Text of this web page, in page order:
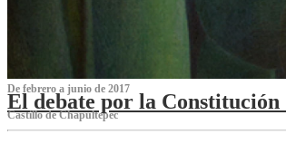
De febrero a junio de 2017
El debate por la Constitución
Castillo de Chapultepec